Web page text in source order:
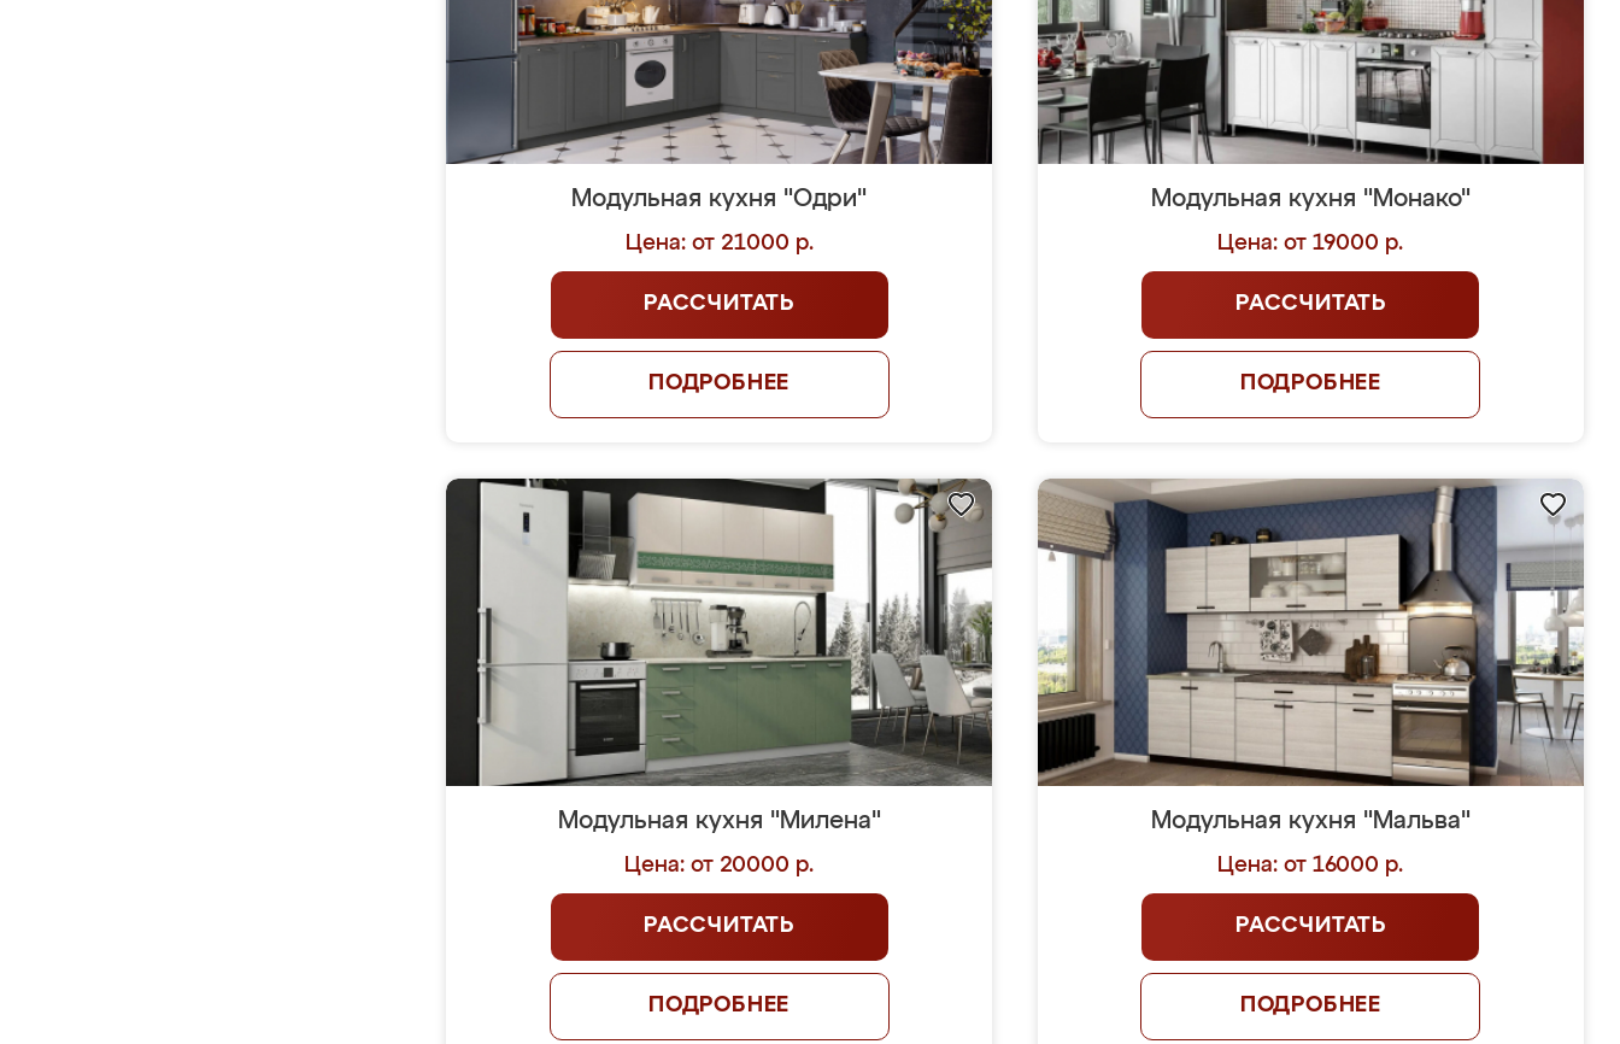
Модульная кухня "Одри"
Цена: от 21000 р.
РАССЧИТАТЬ
ПОДРОБНЕЕ
Модульная кухня "Монако"
Цена: от 19000 р.
РАССЧИТАТЬ
ПОДРОБНЕЕ
Модульная кухня "Милена"
Цена: от 20000 р.
РАССЧИТАТЬ
ПОДРОБНЕЕ
Модульная кухня "Мальва"
Цена: от 16000 р.
РАССЧИТАТЬ
ПОДРОБНЕЕ